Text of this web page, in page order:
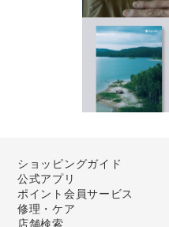
ショッピングガイド
公式アプリ
ポイント会員サービス
修理・ケア
店舗検索